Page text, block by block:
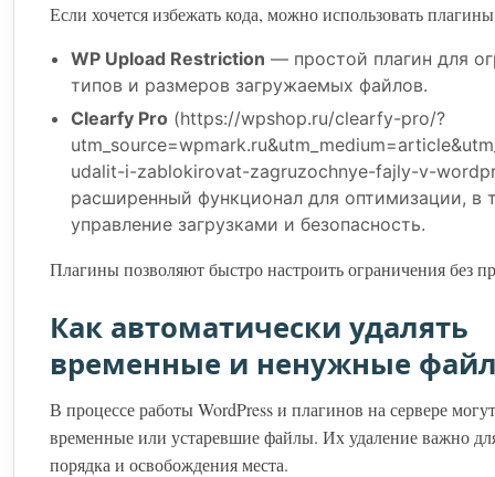
Если хочется избежать кода, можно использовать
WP Upload Restriction — простой плагин для
типов и размеров загружаемых файлов.
Clearfy Pro (https://wpshop.ru/clearfy-pro/?
udalit-i-zablokirovat-zagruzochnye-fajly-v-
расширенный функционал для оптимизации, в
управление загрузками и безопасность.
Плагины позволяют быстро настроить ограничения без
Как автоматически удалять
временные и ненужные
В процессе работы WordPress и плагинов на сервере
временные или устаревшие файлы. Их удаление важно
порядка и освобождения места.